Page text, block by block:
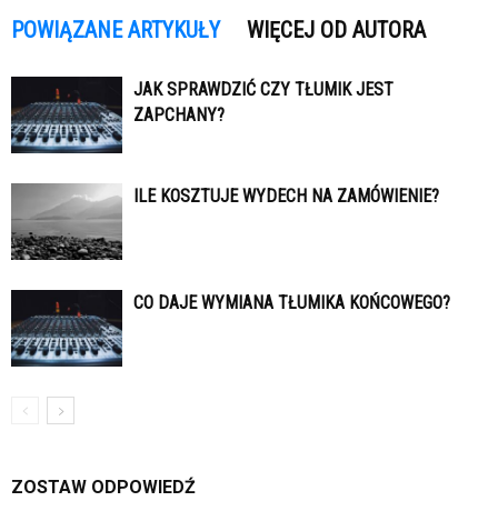
POWIĄZANE ARTYKUŁY WIĘCEJ OD AUTORA
JAK SPRAWDZIĆ CZY TŁUMIK JEST
ZAPCHANY?
ILE KOSZTUJE WYDECH NA ZAMÓWIENIE?
CO DAJE WYMIANA TŁUMIKA KOŃCOWEGO?
ZOSTAW ODPOWIEDŹ